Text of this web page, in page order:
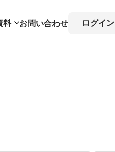
料 お問い合わせ ログイン